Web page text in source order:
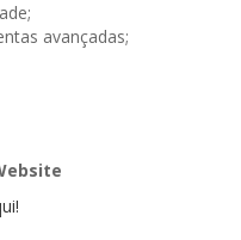
avançadas;